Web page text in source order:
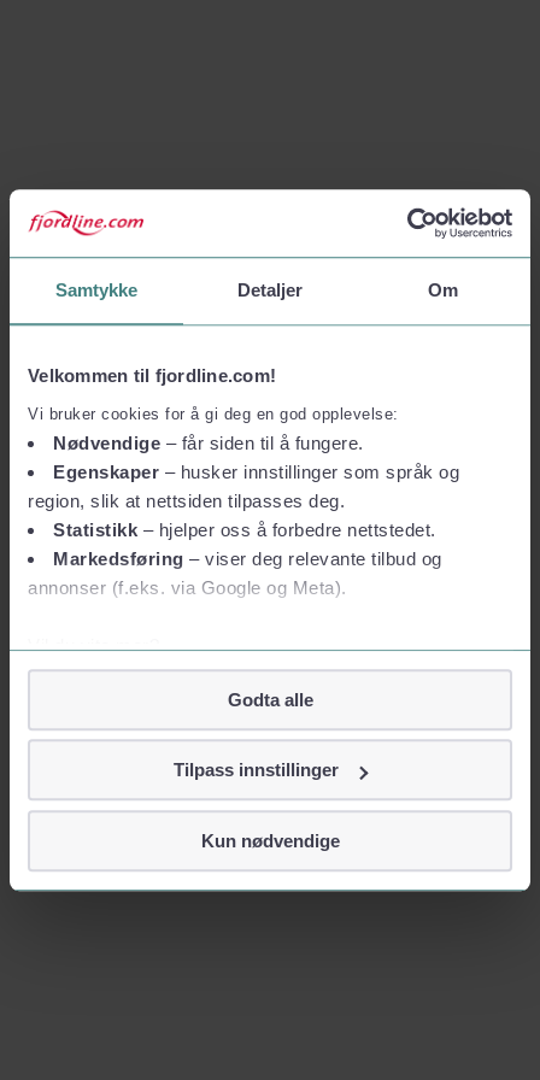
Samtykke Detaljer Om
Velkommen til fjordline.com!
Vi bruker cookies for å gi deg en god opplevelse:
Nødvendige – får siden til å fungere.
Egenskaper – husker innstillinger som språk og
region, slik at nettsiden tilpasses deg.
Statistikk – hjelper oss å forbedre nettstedet.
Markedsføring – viser deg relevante tilbud og
annonser (f.eks. via Google og Meta).
Vil du vite mer?
Om informasjonskapsler
Googles retningslinjer for personvern
Vi tar ditt personvern på alvor
identifiserer deg, som navn eller telefonnummer.
Godta alle
Tilpass innstillinger
Kun nødvendige